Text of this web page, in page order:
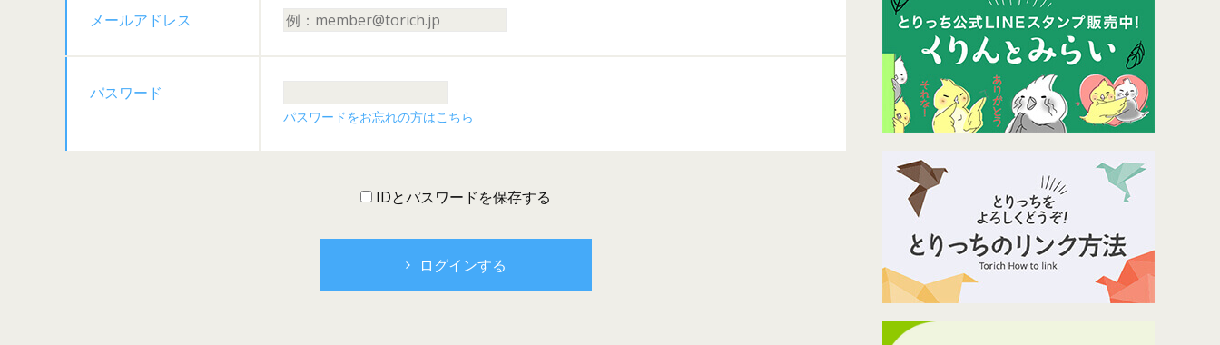
メールアドレス
パスワード
パスワードをお忘れの方はこちら
IDとパスワードを保存する
ログインする